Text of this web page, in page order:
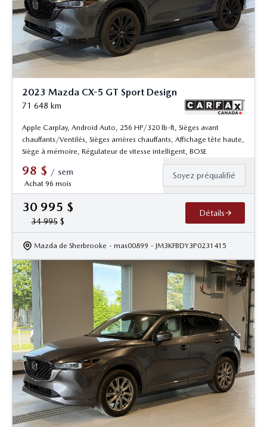
2023 Mazda CX-5 GT Sport Design
71 648 km
Apple Carplay, Android Auto, 256 HP/320 lb-ft, Sièges avant
chauffants/Ventilés, Sièges arrières chauffants, Affichage tête haute,
Siège à mémoire, Régulateur de vitesse intelligent, BOSE
98 $ / sem
Achat 96 mois
Soyez préqualifié
30 995 $
34 995$
Détails
Mazda de Sherbrooke - mas00899 - JM3KFBDY3P0231415